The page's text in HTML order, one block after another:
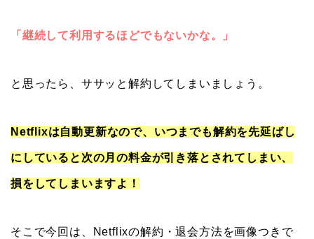
「継続して利用するほどでもないかな。」
と思ったら、ササッと解約してしまいましょう。
Netflixは自動更新なので、いつまでも解約を先延ばし
にしていると次の月の料金が引き落とされてしまい、
損をしてしまいますよ！
そこで今回は、Netflixの解約・退会方法を画像つきで